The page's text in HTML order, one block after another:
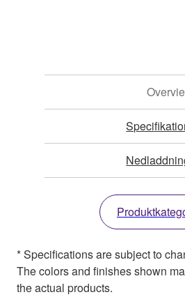
* Specifications are subject to
The colors and finishes shown
the actual products.